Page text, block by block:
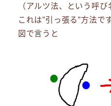
（アルツ法、という呼び
これは”引っ張る”方法です
図で言うと